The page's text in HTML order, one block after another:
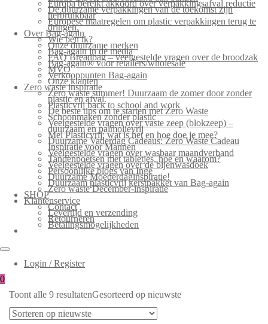
Europa bereikt akkoord over verpakkingsafval reductie
De duurzame verpakkingen van de toekomst zijn
herbruikbaar
Europese maatregelen om plastic verpakkingen terug te
dringen.
Over Bag-again
Wie ben ik?
Onze duurzame merken
Bag-again in de media
FAQ Breadbag – veelgestelde vragen over de broodzak
Bag-again® voor retailers/wholesale
MVO
Verkooppunten Bag-again
Onze klanten
Zero waste inspiratie
Zero waste summer! Duurzaam de zomer door zonder
plastic en afval.
Plasticvrij back to school and work
De beste tips om te starten met Zero Waste
Schoonmaken zonder plastic
Veelgestelde vragen over vaste zeep (blokzeep) –
duurzaam en palmolievrij
Mei Plasticvrij: wat is het en hoe doe je mee?
Duurzame Vaderdag Cadeaus: Zero Waste Cadeau
Inspiratie voor Mannen
Veelgestelde vragen over wasbaar maandverband
Tandenpoetsen met tabletjes, hoe en waarom?
Veelgestelde vragen over de bijenwasdoek
Persoonlijke blogs van Inge
Duurzame Moederdaginspiratie!
Duurzaam plasticvrij kerstpakket van Bag-again
Zero waste December-inspiratie
SHOP
Klantenservice
Contact
Levertijd en verzending
Retourneren
Betalingsmogelijkheden
Login / Register
0
Toont alle 9 resultatenGesorteerd op nieuwste